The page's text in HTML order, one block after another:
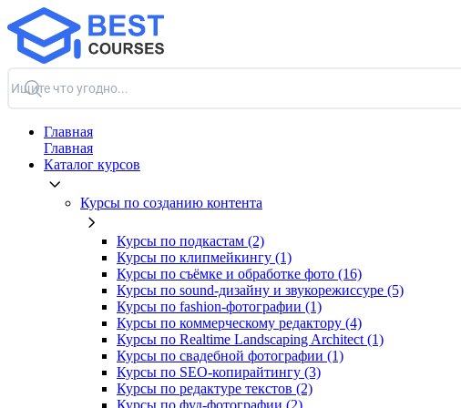
Главная
Главная
Каталог курсов
Курсы по созданию контента
Курсы по подкастам (2)
Курсы по клипмейкингу (1)
Курсы по съёмке и обработке фото (16)
Курсы по sound-дизайну и звукорежиссуре (5)
Курсы по fashion-фотографии (1)
Курсы по коммерческому редактору (4)
Курсы по Realtime Landscaping Architect (1)
Курсы по свадебной фотографии (1)
Курсы по SEO-копирайтингу (3)
Курсы по редактуре текстов (2)